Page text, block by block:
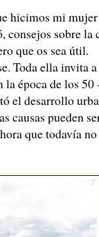
hicimos mi
sobre la
que os sea útil.
Toda ella invita
época de los 50
el desarrollo
causas pueden
que todavía